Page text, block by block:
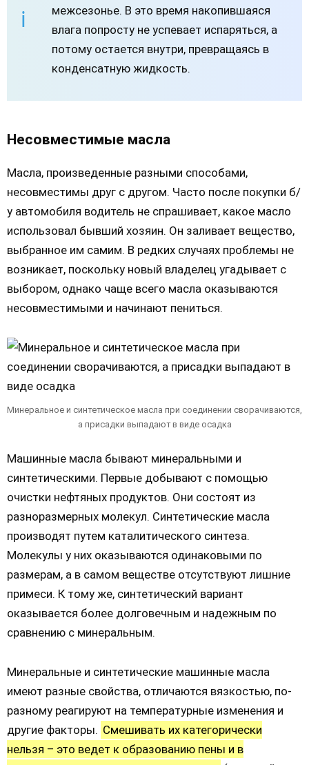
межсезонье. В это время накопившаяся
влага попросту не успевает испаряться, а
потому остается внутри, превращаясь в
конденсатную жидкость.
Несовместимые масла
Масла, произведенные разными способами,
несовместимы друг с другом. Часто после покупки б/
у автомобиля водитель не спрашивает, какое масло
использовал бывший хозяин. Он заливает вещество,
выбранное им самим. В редких случаях проблемы не
возникает, поскольку новый владелец угадывает с
выбором, однако чаще всего масла оказываются
несовместимыми и начинают пениться.
Минеральное и синтетическое масла при соединении сворачиваются,
а присадки выпадают в виде осадка
Машинные масла бывают минеральными и
синтетическими. Первые добывают с помощью
очистки нефтяных продуктов. Они состоят из
разноразмерных молекул. Синтетические масла
производят путем каталитического синтеза.
Молекулы у них оказываются одинаковыми по
размерам, а в самом веществе отсутствуют лишние
примеси. К тому же, синтетический вариант
оказывается более долговечным и надежным по
сравнению с минеральным.
Минеральные и синтетические машинные масла
имеют разные свойства, отличаются вязкостью, по-
разному реагируют на температурные изменения и
другие факторы. Смешивать их категорически
нельзя – это ведет к образованию пены и в